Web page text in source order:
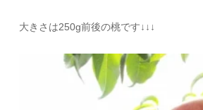
大きさは250g前後の桃です↓↓↓